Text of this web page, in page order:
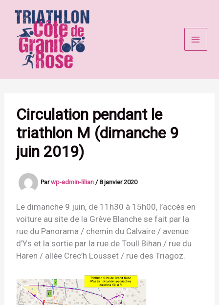
contenu
Circulation pendant le
triathlon M (dimanche 9
juin 2019)
Parwp-admin-lilian/8 janvier 2020
Le dimanche 9 juin, de 11h30 à 15h00, l’accès en
voiture au site de la Grève Blanche se fait par la
rue du Panorama / chemin du Calvaire / avenue
d’Ys et la sortie par la rue de Toull Bihan / rue du
Haren / allée Crec’h Lousset / rue des Triagoz.